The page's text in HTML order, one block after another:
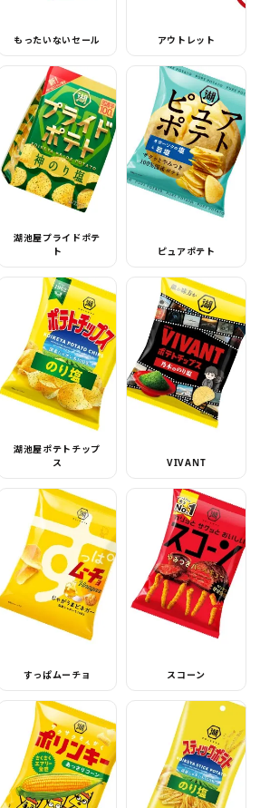
もったいないセール アウトレット
湖池屋プライドポテ
ト
ピュアポテト
湖池屋ポテトチップ
ス
VIVANT
すっぱムーチョ スコーン